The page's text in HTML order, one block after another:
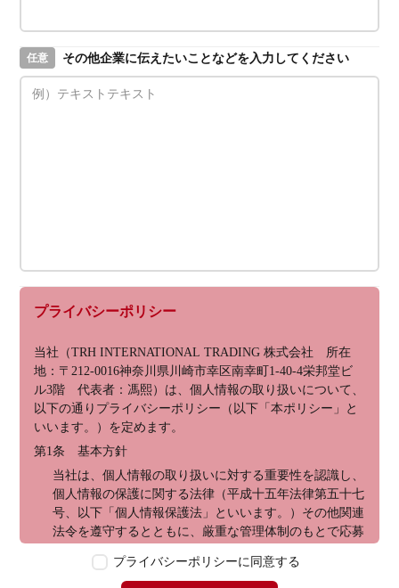
任意 その他企業に伝えたいことなどを入力してください
プライバシーポリシー
当社（TRH INTERNATIONAL TRADING 株式会社　所在
地：〒212-0016神奈川県川崎市幸区南幸町1-40-4栄邦堂ビ
ル3階　代表者：馮熙）は、個人情報の取り扱いについて、
以下の通りプライバシーポリシー（以下「本ポリシー」と
いいます。）を定めます。
第1条　基本方針
当社は、個人情報の取り扱いに対する重要性を認識し、
個人情報の保護に関する法律（平成十五年法律第五十七
号、以下「個人情報保護法」といいます。）その他関連
法令を遵守するとともに、厳重な管理体制のもとで応募
本ウェブサイトで取得する個人情報に限り適用されるも
プライバシーポリシーに同意する